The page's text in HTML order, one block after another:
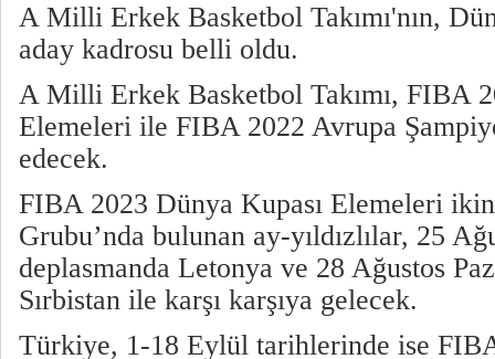
A Milli Erkek Basketbol Takımı'nın,
aday kadrosu belli oldu.
A Milli Erkek Basketbol Takımı, FIBA
Elemeleri ile FIBA 2022 Avrupa
edecek.
FIBA 2023 Dünya Kupası Elemeleri
Grubu’nda bulunan ay-yıldızlılar, 25
deplasmanda Letonya ve 28 Ağustos
Sırbistan ile karşı karşıya gelecek.
Türkiye, 1-18 Eylül tarihlerinde ise